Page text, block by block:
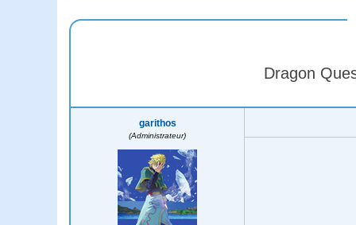
Dragon
garithos
(Administrateur)